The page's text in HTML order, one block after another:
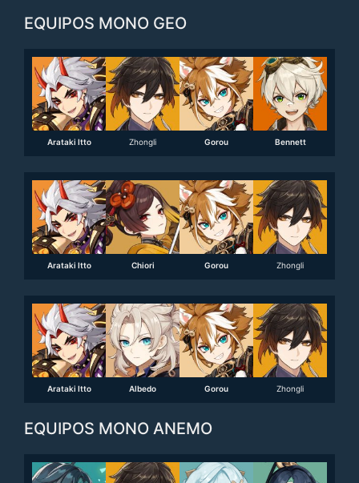
EQUIPOS MONO GEO
Arataki Itto Zhongli Gorou Bennett
Arataki Itto Chiori Gorou Zhongli
Arataki Itto Albedo Gorou Zhongli
EQUIPOS MONO ANEMO